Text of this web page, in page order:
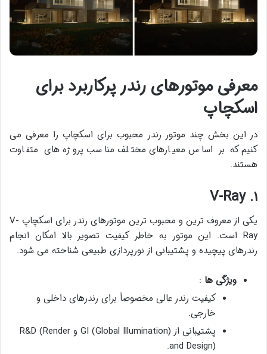
معرفی موتورهای رندر پرکاربرد برای
اسکچاپ
در این بخش چند موتور رندر محبوب برای اسکچاپ را معرفی می
کنیم که بر اساس معیارهای مختلف مناسب پروژه های متفاوت
هستند.
۱. V-Ray
یکی از معروف ترین و محبوب ترین موتورهای رندر برای اسکچاپ V-
Ray است. این موتور به خاطر کیفیت تصویر بالا امکان انجام
رندرهای پیچیده و پشتیبانی از نورپردازی طبیعی شناخته می شود.
ویژگی ها :
کیفیت رندر عالی مخصوصاً برای رندرهای داخلی و
خارجی.
پشتیبانی از GI (Global Illumination) و R&D (Render
and Design).